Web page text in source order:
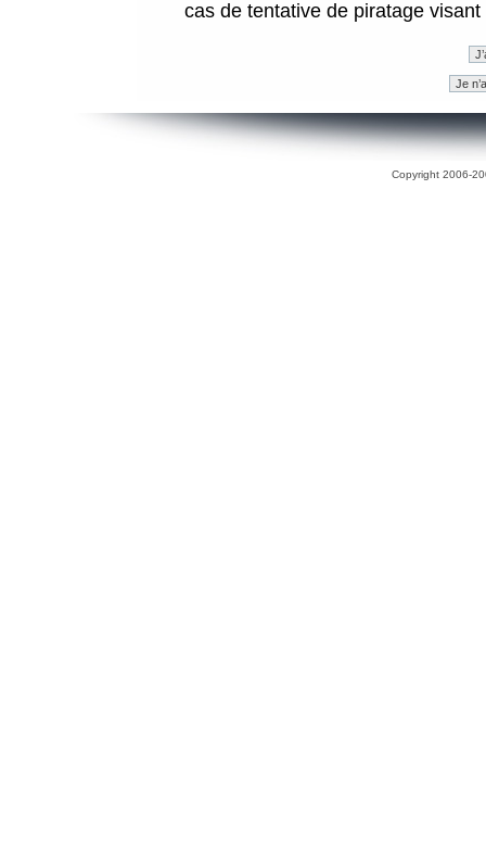
cas de tentative de piratage
Copyright 2006-